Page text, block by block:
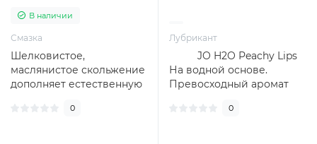
В наличии
Смазка
Шелковистое,
маслянистое скольжение
дополняет естественную
удовольствие от б..
0
Лубрикант
JO H2O Peachy Lips
На водной основе.
Превосходный аромат
0